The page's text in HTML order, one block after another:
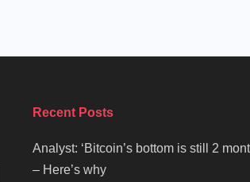
Recent Posts
Analyst: ‘Bitcoin’s bottom is still 2
– Here’s why